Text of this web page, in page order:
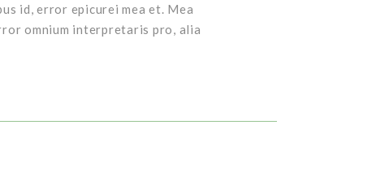
id, error epicurei mea et. Mea
omnium interpretaris pro, alia